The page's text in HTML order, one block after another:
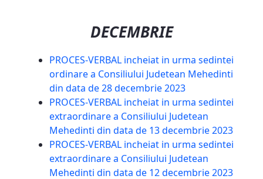
DECEMBRIE
PROCES-VERBAL incheiat in urma sedintei
ordinare a Consiliului Judetean Mehedinti
din data de 28 decembrie 2023
PROCES-VERBAL incheiat in urma sedintei
extraordinare a Consiliului Judetean
Mehedinti din data de 13 decembrie 2023
PROCES-VERBAL incheiat in urma sedintei
extraordinare a Consiliului Judetean
Mehedinti din data de 12 decembrie 2023